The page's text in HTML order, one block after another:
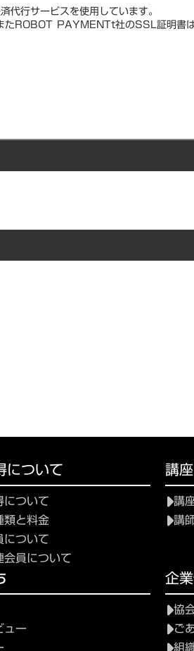
行サービスを使用しています。
たROBOT PAYMENTt社のSSL証明書
について
ついて
と料金
ついて
員について
講
講
講
ー
企
協
ご